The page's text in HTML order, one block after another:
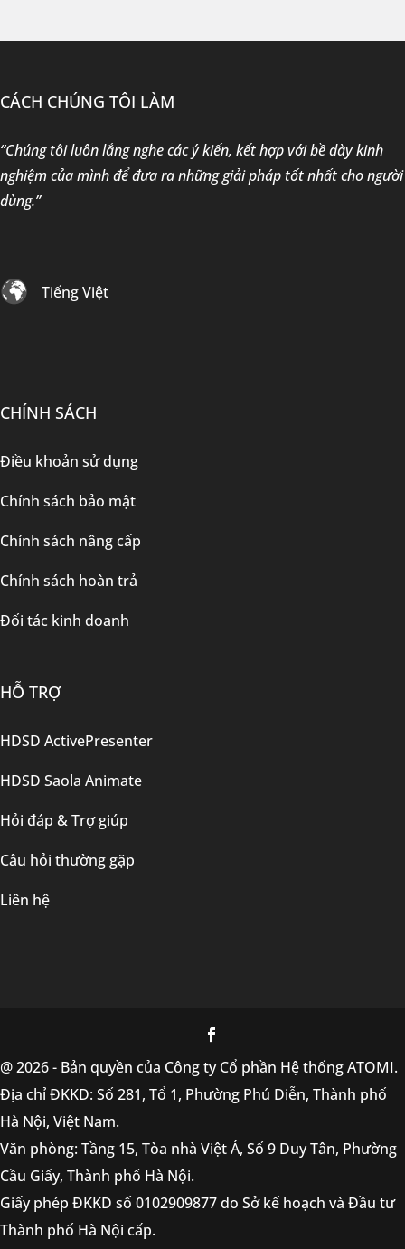
CÁCH CHÚNG TÔI LÀM
“Chúng tôi luôn lắng nghe các ý kiến, kết hợp với bề dày kinh
nghiệm của mình để đưa ra những giải pháp tốt nhất cho người
dùng.”
Tiếng Việt
CHÍNH SÁCH
Điều khoản sử dụng
Chính sách bảo mật
Chính sách nâng cấp
Chính sách hoàn trả
Đối tác kinh doanh
HỖ TRỢ
HDSD ActivePresenter
HDSD Saola Animate
Hỏi đáp & Trợ giúp
Câu hỏi thường gặp
Liên hệ
@ 2026 - Bản quyền của Công ty Cổ phần Hệ thống ATOMI.
Địa chỉ ĐKKD: Số 281, Tổ 1, Phường Phú Diễn, Thành phố
Hà Nội, Việt Nam.
Văn phòng: Tầng 15, Tòa nhà Việt Á, Số 9 Duy Tân, Phường
Cầu Giấy, Thành phố Hà Nội.
Giấy phép ĐKKD số 0102909877 do Sở kế hoạch và Đầu tư
Thành phố Hà Nội cấp.